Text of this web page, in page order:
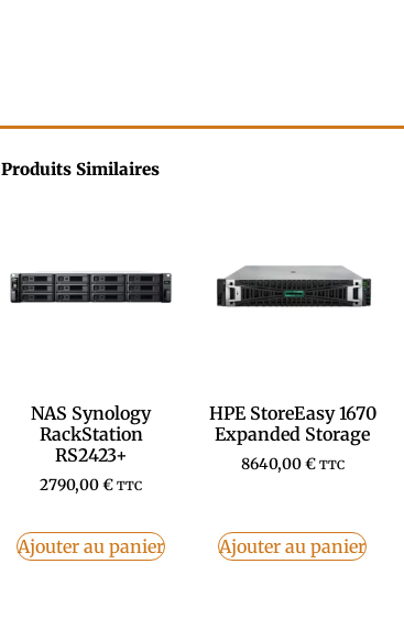
Produits Similaires
NAS Synology
RackStation
RS2423+
2790,00€ TTC
Ajouter au panier
HPE StoreEasy 1670
Expanded Storage
8640,00€ TTC
Ajouter au panier